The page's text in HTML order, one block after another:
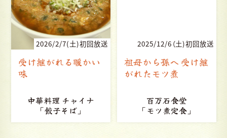
2026/2/7(土)初回放送
受け継がれる暖かい
味
中華料理 チャイナ
「餃子そば」
2025/12/6（土)初回放送
祖母から孫へ 受け継
がれたモツ煮
百万石食堂
「モツ煮定食」